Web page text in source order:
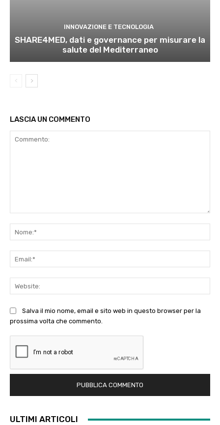
INNOVAZIONE E TECNOLOGIA
SHARE4MED, dati e governance per misurare la
salute del Mediterraneo
LASCIA UN COMMENTO
Salva il mio nome, email e sito web in questo browser per la
prossima volta che commento.
ULTIMI ARTICOLI